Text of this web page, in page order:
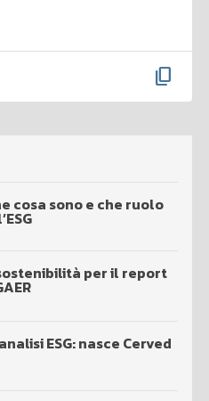
content_copy
cosa sono e che ruolo
per il report
ESG: nasce Cerved